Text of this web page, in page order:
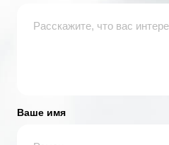
Ваше имя